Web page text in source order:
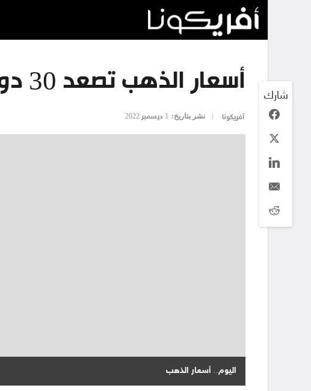
أسعار الذهب تصعد 30 دولارًا
أفريكونا نشر بتاريخ: 1 ديسمبر 2022
اليوم.. أسعار الذهب
شارك